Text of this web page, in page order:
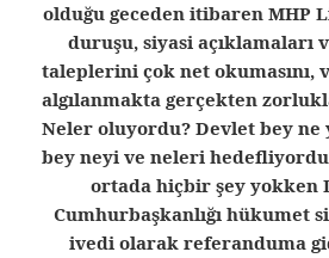
olduğu geceden itibaren MHP
duruşu, siyasi açıklamaları
taleplerini çok net okumasını,
algılanmakta gerçekten
Neler oluyordu? Devlet bey ne
bey neyi ve neleri
ortada hiçbir şey yokken
Cumhurbaşkanlığı hükumet
ivedi olarak referanduma